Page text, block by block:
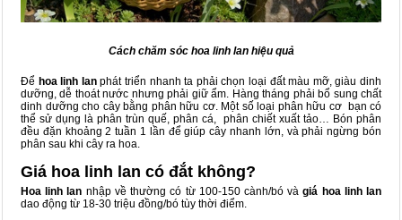
Cách chăm sóc hoa linh lan hiệu quả
Để hoa linh lanphát triển nhanh ta phải chọn loại đất màu mỡ, giàu dinh
dưỡng, dễ thoát nước nhưng phải giữ ẩm. Hàng tháng phải bổ sung chất
dinh dưỡng cho cây bằng phân hữu cơ. Một số loại phân hữu cơ bạn có
thể sử dụng là phân trùn quế, phân cá, phân chiết xuất tảo… Bón phân
đều đặn khoảng 2 tuần 1 lần để giúp cây nhanh lớn, và phải ngừng bón
phân sau khi cây ra hoa.
Giá hoa linh lan có đắt không?
Hoa linh lan nhập về thường có từ 100-150 cành/bó vàgiá hoa linh lan
dao động từ 18-30 triệu đồng/bó tùy thời điểm.